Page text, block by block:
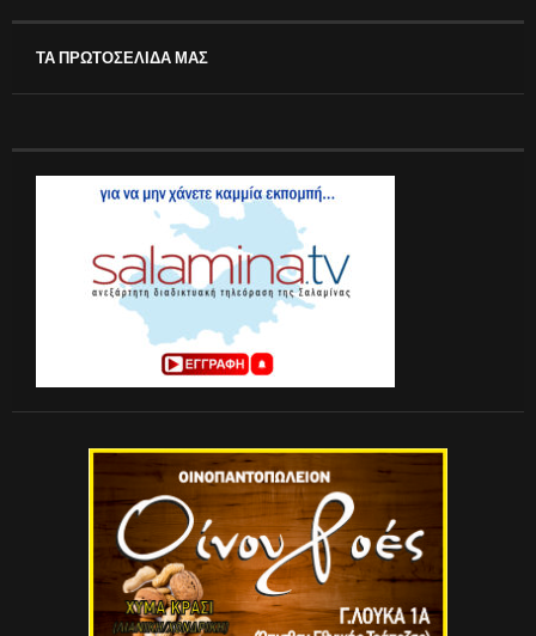
ΤΑ ΠΡΩΤΟΣΕΛΙΔΑ ΜΑΣ